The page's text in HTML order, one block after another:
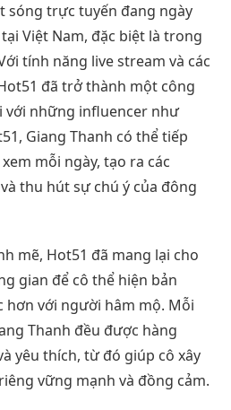
sóng trực tuyến đang ngày
Việt Nam, đặc biệt là trong
tính năng live stream và các
đã trở thành một công
với những influencer như
Giang Thanh có thể tiếp
mỗi ngày, tạo ra các
thu hút sự chú ý của đông
mẽ, Hot51 đã mang lại cho
gian để cô thể hiện bản
hơn với người hâm mộ. Mỗi
Thanh đều được hàng
yêu thích, từ đó giúp cô xây
vững mạnh và đồng cảm.